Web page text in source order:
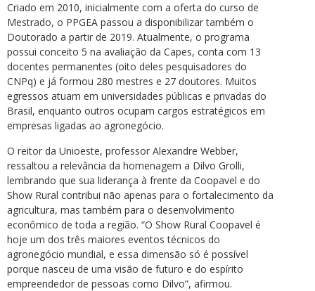
Criado em 2010, inicialmente com a oferta do curso de
Mestrado, o PPGEA passou a disponibilizar também o
Doutorado a partir de 2019. Atualmente, o programa
possui conceito 5 na avaliação da Capes, conta com 13
docentes permanentes (oito deles pesquisadores do
CNPq) e já formou 280 mestres e 27 doutores. Muitos
egressos atuam em universidades públicas e privadas do
Brasil, enquanto outros ocupam cargos estratégicos em
empresas ligadas ao agronegócio.
O reitor da Unioeste, professor Alexandre Webber,
ressaltou a relevância da homenagem a Dilvo Grolli,
lembrando que sua liderança à frente da Coopavel e do
Show Rural contribui não apenas para o fortalecimento da
agricultura, mas também para o desenvolvimento
econômico de toda a região. “O Show Rural Coopavel é
hoje um dos três maiores eventos técnicos do
agronegócio mundial, e essa dimensão só é possível
porque nasceu de uma visão de futuro e do espírito
empreendedor de pessoas como Dilvo”, afirmou.